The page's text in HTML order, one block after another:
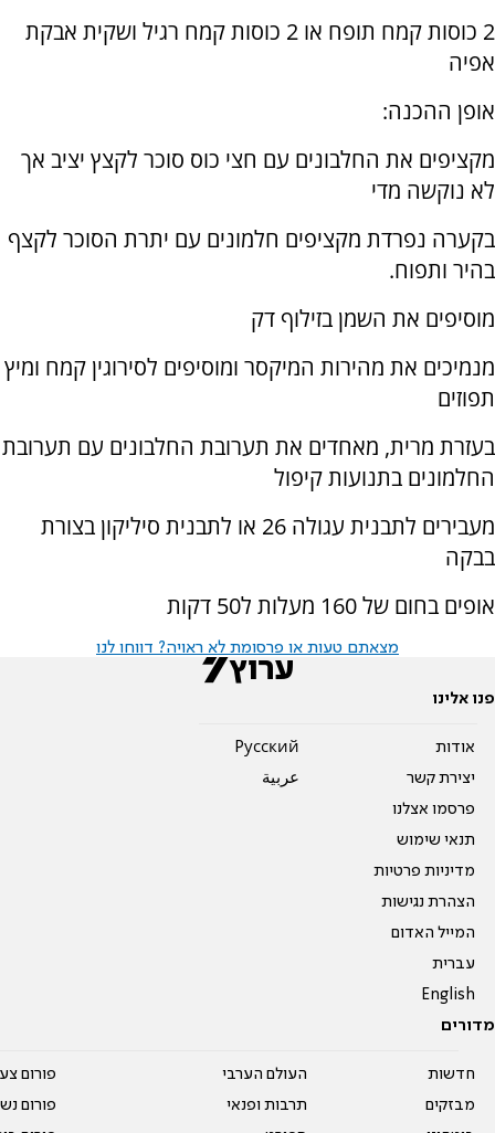
2 כוסות קמח תופח או 2 כוסות קמח רגיל ושקית אבקת
אפיה
אופן ההכנה:
מקציפים את החלבונים עם חצי כוס סוכר לקצץ יציב אך
לא נוקשה מדי
בקערה נפרדת מקציפים חלמונים עם יתרת הסוכר לקצף
בהיר ותפוח.
מוסיפים את השמן בזילוף דק
מנמיכים את מהירות המיקסר ומוסיפים לסירוגין קמח ומיץ
תפוזים
בעזרת מרית, מאחדים את תערובת החלבונים עם תערובת
החלמונים בתנועות קיפול
מעבירים לתבנית עגולה 26 או לתבנית סיליקון בצורת
בבקה
אופים בחום של 160 מעלות ל50 דקות
מצאתם טעות או פרסומת לא ראויה? דווחו לנו
פנו אלינו
אודות
יצירת קשר
פרסמו אצלנו
תנאי שימוש
מדיניות פרטיות
הצהרת נגישות
המייל האדום
עברית
English
Pусский
عربية
מדורים
חדשות
מבזקים
העולם הערבי
תרבות ופנאי
פורום
פורום